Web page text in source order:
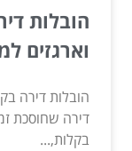
הובלות
וארגזים
הובלות דירה
דירה שחוסכת
בקלות,...